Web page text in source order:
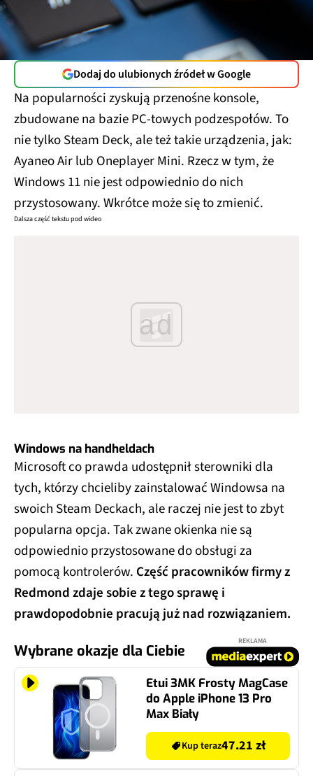
Dodaj do ulubionych źródeł w Google
Na popularności zyskują przenośne konsole,
zbudowane na bazie PC-towych podzespołów. To
nie tylko Steam Deck, ale też takie urządzenia, jak:
Ayaneo Air lub Oneplayer Mini. Rzecz w tym, że
Windows 11 nie jest odpowiednio do nich
przystosowany. Wkrótce może się to zmienić.
Dalsza część tekstu pod wideo
ad
Windows na handheldach
Microsoft co prawda udostępnił sterowniki dla
tych, którzy chcieliby zainstalować Windowsa na
swoich Steam Deckach, ale raczej nie jest to zbyt
popularna opcja. Tak zwane okienka nie są
odpowiednio przystosowane do obsługi za
pomocą kontrolerów. Część pracowników firmy z
Redmond zdaje sobie z tego sprawę i
prawdopodobnie pracują już nad rozwiązaniem.
Wybrane okazje dla Ciebie
REKLAMA
Etui 3MK Frosty MagCase
do Apple iPhone 13 Pro
Max Biały
Kup teraz47.21 zł